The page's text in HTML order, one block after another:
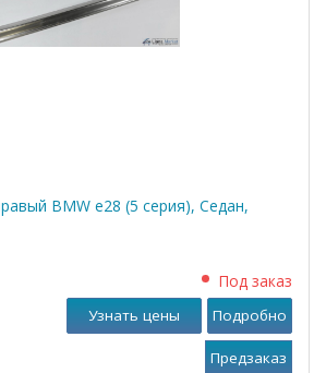
BMW е28 (5 серия), Седан,
Под заказ
Узнать цены Подробно